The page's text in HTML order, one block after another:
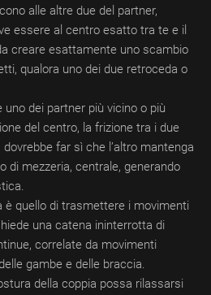
alle altre due del partner,
essere al centro esatto tra te e il
creare esattamente uno scambio
qualora uno dei due retroceda o
dei partner più vicino o più
del centro, la frizione tra i due
far sì che l’altro mantenga
di mezzeria, centrale, generando
è quello di trasmettere i movimenti
una catena ininterrotta di
correlate da movimenti
gambe e delle braccia.
della coppia possa rilassarsi